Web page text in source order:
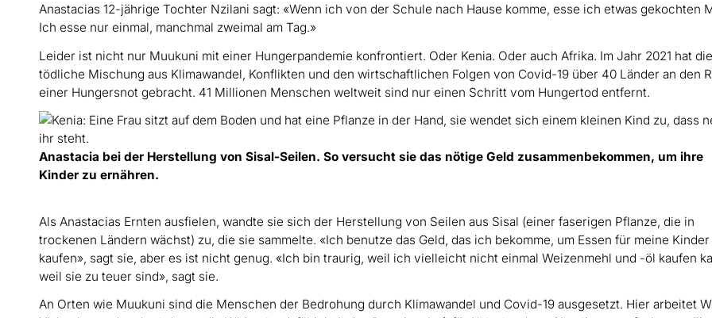
Anastacias 12-jährige Tochter Nzilani sagt: «Wenn ich von der Schule nach Hause komme, esse ich etwas gekochten
Ich esse nur einmal, manchmal zweimal am Tag.»
Leider ist nicht nur Muukuni mit einer Hungerpandemie konfrontiert. Oder Kenia. Oder auch Afrika. Im Jahr 2021 hat
tödliche Mischung aus Klimawandel, Konflikten und den wirtschaftlichen Folgen von Covid-19 über 40 Länder an den
einer Hungersnot gebracht. 41 Millionen Menschen weltweit sind nur einen Schritt vom Hungertod entfernt.
Anastacia bei der Herstellung von Sisal-Seilen. So versucht sie das nötige Geld zusammenbekommen, um ihre
Kinder zu ernähren.
Als Anastacias Ernten ausfielen, wandte sie sich der Herstellung von Seilen aus Sisal (einer faserigen Pflanze, die in
trockenen Ländern wächst) zu, die sie sammelte. «Ich benutze das Geld, das ich bekomme, um Essen für meine
kaufen», sagt sie, aber es ist nicht genug. «Ich bin traurig, weil ich vielleicht nicht einmal Weizenmehl und -öl kaufen
weil sie zu teuer sind», sagt sie.
An Orten wie Muukuni sind die Menschen der Bedrohung durch Klimawandel und Covid-19 ausgesetzt. Hier arbeitet